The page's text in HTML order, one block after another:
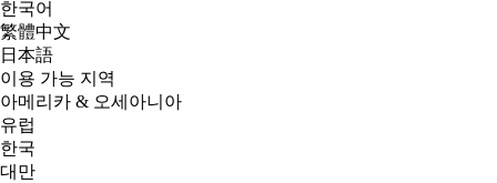
한국어
繁體中文
日本語
이용 가능 지역
아메리카 & 오세아니아
유럽
한국
대만